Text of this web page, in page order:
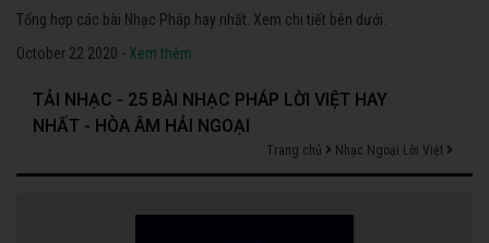
Tuyển tập các bài Nhạc Nhật Bản hay nhất. Không thể không nghe thử.
October 22 2020 - Xem thêm
TẢI NHẠC - 25 BÀI NHẠC PHÁP LỜI VIỆT HAY
NHẤT - HÒA ÂM HẢI NGOẠI
Trang chủ Nhạc Ngoại Lời Việt